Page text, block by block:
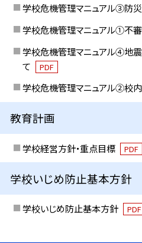
学校危機管理マニュアル③防
学校危機管理マニュアル①不
学校危機管理マニュアル④地
て
PDF
学校危機管理マニュアル②校
教育計画
学校経営方針・重点目標 PDF
学校いじめ防止基本方針
学校いじめ防止基本方針 PDF